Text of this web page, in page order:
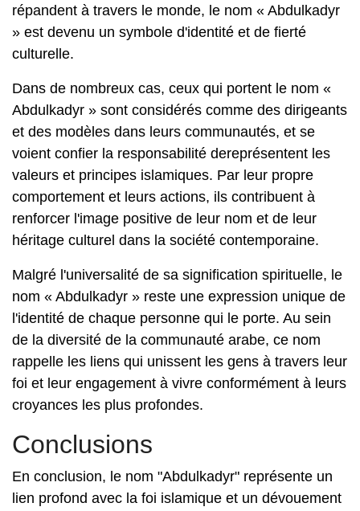
répandent à travers le monde, le nom « Abdulkadyr
» est devenu un symbole d'identité et de fierté
culturelle.
Dans de nombreux cas, ceux qui portent le nom «
Abdulkadyr » sont considérés comme des dirigeants
et des modèles dans leurs communautés, et se
voient confier la responsabilité dereprésentent les
valeurs et principes islamiques. Par leur propre
comportement et leurs actions, ils contribuent à
renforcer l'image positive de leur nom et de leur
héritage culturel dans la société contemporaine.
Malgré l'universalité de sa signification spirituelle, le
nom « Abdulkadyr » reste une expression unique de
l'identité de chaque personne qui le porte. Au sein
de la diversité de la communauté arabe, ce nom
rappelle les liens qui unissent les gens à travers leur
foi et leur engagement à vivre conformément à leurs
croyances les plus profondes.
Conclusions
En conclusion, le nom "Abdulkadyr" représente un
lien profond avec la foi islamique et un dévouement